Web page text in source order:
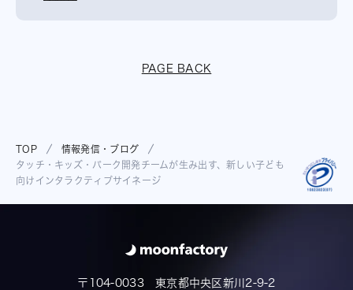
PAGE BACK
TOP
情報発信・ブログ
タッチ・キッズ・パーク開発チームが生み出す、新しい子ども
向けインタラクティブサイネージ
〒104-0033 東京都中央区新川2-9-2